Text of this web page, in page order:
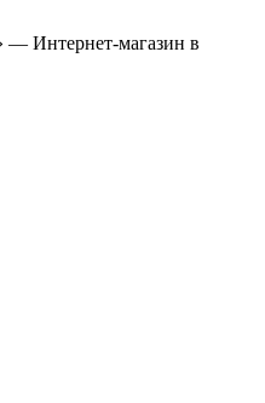
— Интернет-магазин в